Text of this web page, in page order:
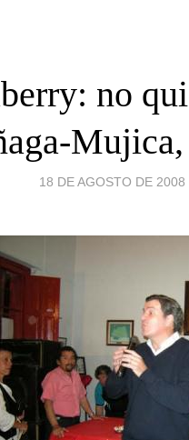
no
18 DE AGOSTO DE